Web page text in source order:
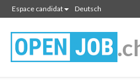
Espace candidat Deutsch